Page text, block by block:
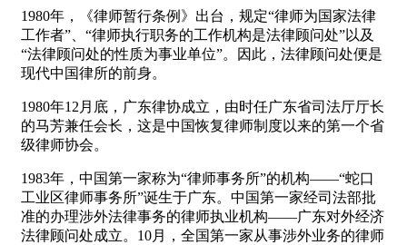
1980年，《律师暂行条例》出台，规定“律师为国家法律
工作者”、“律师执行职务的工作机构是法律顾问处”以及
“法律顾问处的性质为事业单位”。因此，法律顾问处便是
现代中国律所的前身。
1980年12月底，广东律协成立，由时任广东省司法厅厅长
的马芳兼任会长，这是中国恢复律师制度以来的第一个省
级律师协会。
1983年，中国第一家称为“律师事务所”的机构——“蛇口
工业区律师事务所”诞生于广东。中国第一家经司法部批
准的办理涉外法律事务的律师执业机构——广东对外经济
法律顾问处成立。10月，全国第一家从事涉外业务的律师